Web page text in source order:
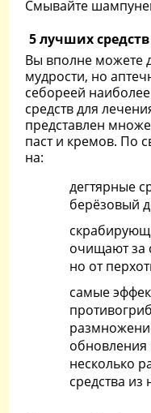
Смывайте
5 лучших
Вы вполне можете
мудрости, но
себореей
средств для
представлен
паст и кремов. По
на:
дегтярные
берёзовый
очищают за
но от
самые
обновления
несколько
средства